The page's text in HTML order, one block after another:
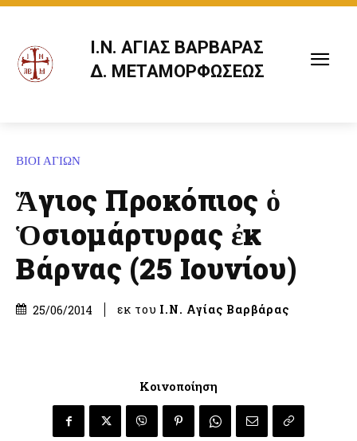
Ι.Ν. ΑΓΙΑΣ ΒΑΡΒΑΡΑΣ
Δ. ΜΕΤΑΜΟΡΦΩΣΕΩΣ
ΒΙΟΙ ΑΓΙΩΝ
Ἅγιος Προκόπιος ὁ
Ὁσιομάρτυρας ἐκ
Βάρνας (25 Ιουνίου)
25/06/2014 εκ του Ι.Ν. Αγίας Βαρβάρας
Κοινοποίηση